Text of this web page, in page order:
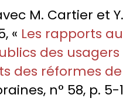
M. Cartier et Y.
« Les rapports
des
des réformes
n° 58, p. 5-